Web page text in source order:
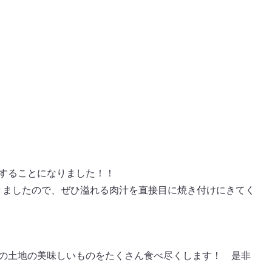
ることになりました！！
したので、ぜひ溢れる肉汁を直接目に焼き付けにきてく
土地の美味しいものをたくさん食べ尽くします！ 是非